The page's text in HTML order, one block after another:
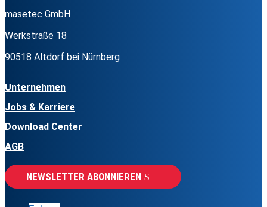
masetec GmbH
Werkstraße 18
90518 Altdorf bei Nürnberg
Unternehmen
Jobs & Karriere
Download Center
AGB
NEWSLETTER ABONNIEREN